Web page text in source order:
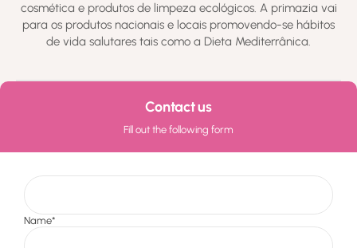
cosmética e produtos de limpeza ecológicos. A primazia vai
para os produtos nacionais e locais promovendo-se hábitos
de vida salutares tais como a Dieta Mediterrânica.
Contact us
Fill out the following form